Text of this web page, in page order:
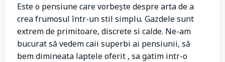
Este o pensiune care vorbește despre arta de a
crea frumosul într-un stil simplu. Gazdele sunt
extrem de primitoare, discrete si calde. Ne-am
bucurat să vedem caii superbi ai pensiunii, să
bem dimineata laptele oferit , sa gatim intr-o